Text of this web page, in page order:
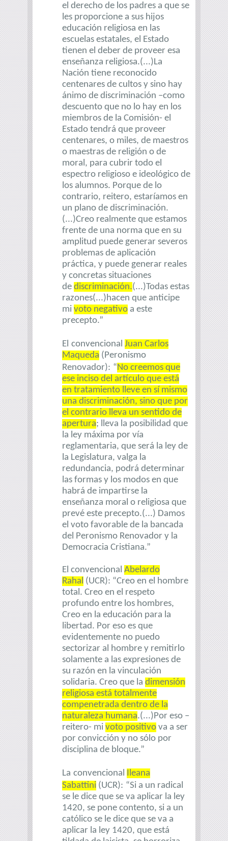
el derecho de los padres a que se
les proporcione a sus hijos
educación religiosa en las
escuelas estatales, el Estado
tienen el deber de proveer esa
enseñanza religiosa.(...)La
Nación tiene reconocido
centenares de cultos y sino hay
ánimo de discriminación –como
descuento que no lo hay en los
miembros de la Comisión- el
Estado tendrá que proveer
centenares, o miles, de maestros
o maestras de religión o de
moral, para cubrir todo el
espectro religioso e ideológico de
los alumnos. Porque de lo
contrario, reitero, estaríamos en
un plano de discriminación.
(...)Creo realmente que estamos
frente de una norma que en su
amplitud puede generar severos
problemas de aplicación
práctica, y puede generar reales
y concretas situaciones
de discriminación.(...)Todas estas
razones(...)hacen que anticipe
mi voto negativo a este
precepto.”
El convencional Juan Carlos
Maqueda (Peronismo
Renovador): “No creemos que
ese inciso del artículo que está
en tratamiento lleve en sí mismo
una discriminación, sino que por
el contrario lleva un sentido de
apertura; lleva la posibilidad que
la ley máxima por vía
reglamentaria, que será la ley de
la Legislatura, valga la
redundancia, podrá determinar
las formas y los modos en que
habrá de impartirse la
enseñanza moral o religiosa que
prevé este precepto.(...) Damos
el voto favorable de la bancada
del Peronismo Renovador y la
Democracia Cristiana.”
El convencional Abelardo
Rahal (UCR): “Creo en el hombre
total. Creo en el respeto
profundo entre los hombres,
Creo en la educación para la
libertad. Por eso es que
evidentemente no puedo
sectorizar al hombre y remitirlo
solamente a las expresiones de
su razón en la vinculación
solidaria. Creo que la dimensión
religiosa está totalmente
compenetrada dentro de la
naturaleza humana.(...)Por eso –
reitero- mi voto positivo va a ser
por convicción y no sólo por
disciplina de bloque.”
La convencional Ileana
Sabattini (UCR): “Si a un radical
se le dice que se va aplicar la ley
1420, se pone contento, si a un
católico se le dice que se va a
aplicar la ley 1420, que está